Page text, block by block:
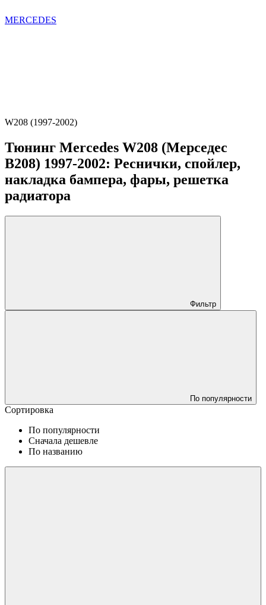
MERCEDES
W208 (1997-2002)
Тюнинг Mercedes W208 (Мерседес
В208) 1997-2002: Реснички, спойлер,
накладка бампера, фары, решетка
радиатора
Фильтр
По популярности
Сортировка
По популярности
Сначала дешевле
По названию